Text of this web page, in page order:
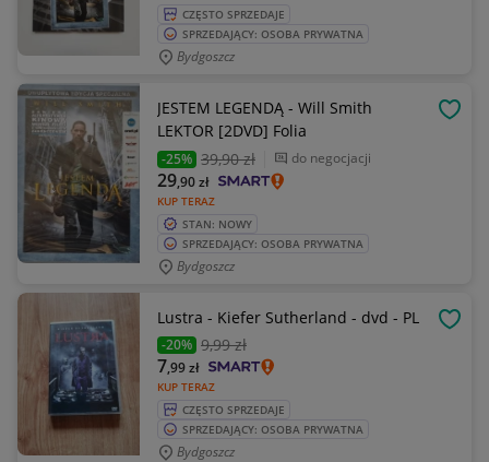
CZĘSTO SPRZEDAJE
SPRZEDAJĄCY: OSOBA PRYWATNA
Bydgoszcz
JESTEM LEGENDĄ - Will Smith
LEKTOR [2DVD] Folia
-25% 39,90 zł do negocjacji
KUP TERAZ
29,90zł
STAN: NOWY
SPRZEDAJĄCY: OSOBA PRYWATNA
Bydgoszcz
Lustra - Kiefer Sutherland - dvd - PL
-20% 9,99 zł
KUP TERAZ
7,99zł
CZĘSTO SPRZEDAJE
SPRZEDAJĄCY: OSOBA PRYWATNA
Bydgoszcz